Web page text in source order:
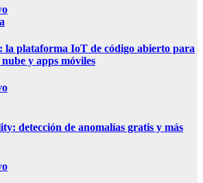
la plataforma IoT de código abierto para
y apps móviles
detección de anomalías gratis y más